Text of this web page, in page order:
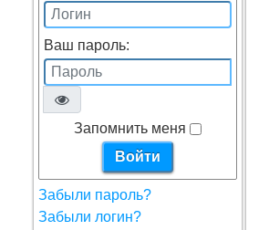
Ваш пароль:
Запомнить меня
Забыли пароль?
Забыли логин?